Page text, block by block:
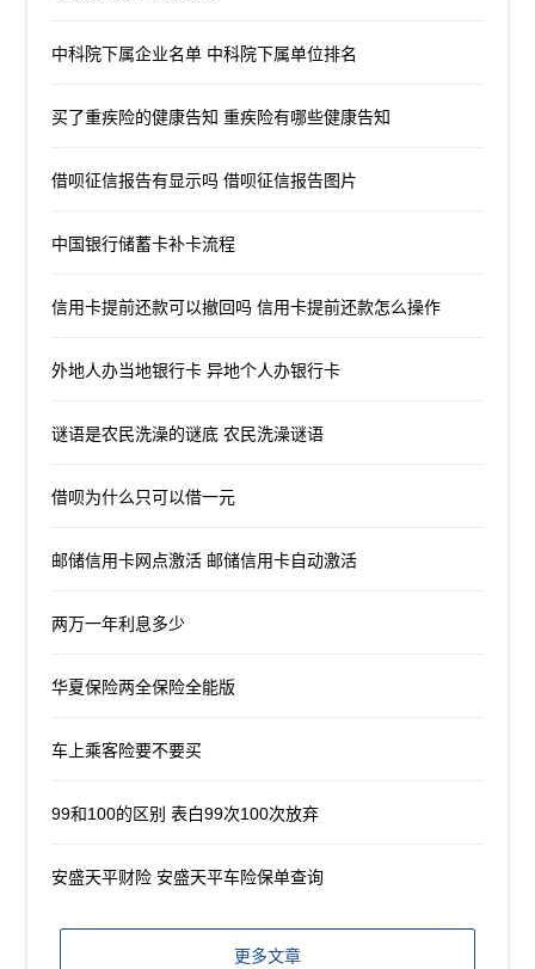
中科院下属企业名单 中科院下属单位排名
买了重疾险的健康告知 重疾险有哪些健康告知
借呗征信报告有显示吗 借呗征信报告图片
中国银行储蓄卡补卡流程
信用卡提前还款可以撤回吗 信用卡提前还款怎么操作
外地人办当地银行卡 异地个人办银行卡
谜语是农民洗澡的谜底 农民洗澡谜语
借呗为什么只可以借一元
邮储信用卡网点激活 邮储信用卡自动激活
两万一年利息多少
华夏保险两全保险全能版
车上乘客险要不要买
99和100的区别 表白99次100次放弃
安盛天平财险 安盛天平车险保单查询
更多文章